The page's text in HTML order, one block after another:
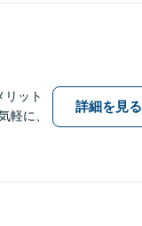
リット
軽に、
詳細を見る